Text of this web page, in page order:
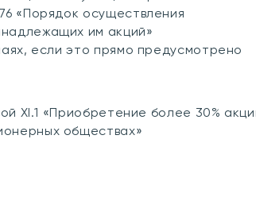
«Порядок осуществления
им акций»
если это прямо предусмотрено
XI.1 «Приобретение более 30%
обществах»